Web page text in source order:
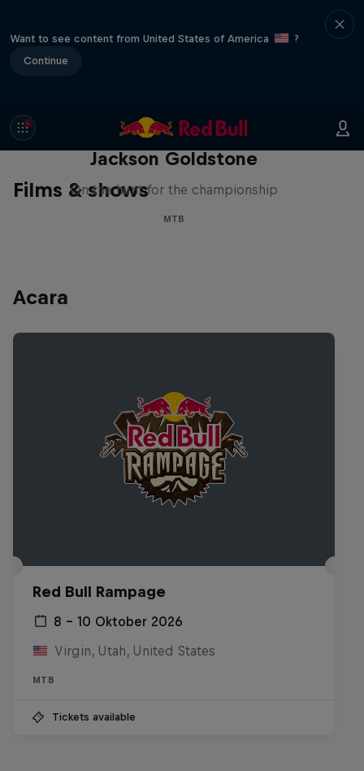
Want to see content from United States of America
?
Continue
Films & shows
The Search for Milliseconds:
Jackson Goldstone
On the hunt for the championship
MTB
Acara
Red Bull Rampage
8 – 10 Oktober 2026
Virgin, Utah, United States
MTB
Tickets available